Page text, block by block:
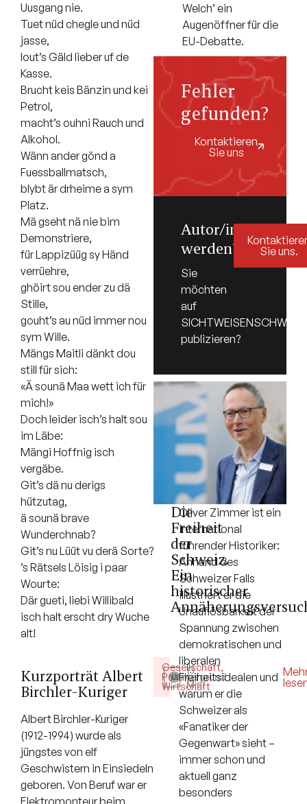
Uusgang nie.
Tuet nüd chegle und nüd
jasse,
lout’s Gäld lieber uf de
Kasse.
Brucht keis Bänzin und kei
Petrol,
macht’s ouhni Rauch und
Alkohol.
Wänn ander gönd a
Fuessballmatsch,
blybt är drheime a sym
Platz.
Mä gseht nä nie bim
Demonstriere,
für Lappizüüg sy Händ
verrüehre,
ghöirt sou ender zu dä
Stille,
gouht’s au nüd immer nou
sym Wille.
Mängs Maitli dänkt dou
still für sich:
«Ä sounä Maa wett ich für
mich!»
Doch leider isch’s halt sou
im Läbe:
Mängi Hoffnig isch
vergäbe.
Git’s dä nu derigs
hützutag,
ä sounä brave
Wunderchnab?
Git’s nu Lüüt vu derä Sorte?
’s Rätsels Löisig i paar
Wourte:
Där gueti, liebi Willibald
isch halt erscht dry Wuche
alt!
Kurzporträt Albert
Birchler-Kuriger
Albert Birchler-Kuriger
(1912-1994) wurde als
jüngstes von elf
Geschwistern in Einsiedeln
geboren. Von Beruf war er
Elektromonteur beim
Welch’ ein
Augenöffner für die
EU-Debatte.
Fehler
gefunden?
Kontaktieren
Sie uns
Autor/in
werden?
Sie
möchten
auf
publizieren?
Sie uns.
Gesellschaft,
Politik,
Wirtschaft
Hintergrund
13
Min.
Die
Freiheit
der
Schweiz.
Ein
historischer
Oliver Zimmer ist ein
international
führender Historiker:
Anhand des
Schweizer Falls
illustriert er die
Unauflösbarkeit der
Spannung zwischen
demokratischen und
liberalen
Freiheitsidealen und
warum er die
Schweizer als
«Fanatiker der
Gegenwart» sieht –
immer schon und
aktuell ganz
besonders